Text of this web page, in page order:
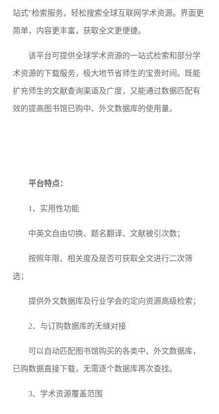
站式”检索服务 ，轻松搜索全球互联网 学术资源。界面更
简单，内容更丰富，获取全文更便捷。
该平台可提供全球学术资源的一站式检索和部分学
术资源的下载服务 ，极大地节省师生的宝贵时间 。既能
扩充师生的文献查询渠道及广度，又能通过数据匹配有
效的提高图书馆已购中、外文数据库的使用量。
平台特点：
1、 实用性功能
中英文自由切换、题名翻译、文献被引次数；
按照年限、相关度及是否可获取全文进行二次筛
选；
提供外文数据库及行业学会的定向资源高级检索；
2、 与订购数据库的无缝对接
可以自动匹配图书馆购买的各类中、外文数据库，
已购数据直接下载，无需逐个数据库再次查找。
3、 学术资源覆盖范围